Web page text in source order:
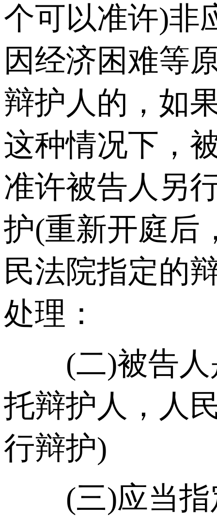
个可以准许)非
因经济困难等
辩护人的，如
这种情况下，
准许被告人另
护(重新开庭后
民法院指定的
处理：
(二)被告人
托辩护人，人
行辩护)
(三)应当指